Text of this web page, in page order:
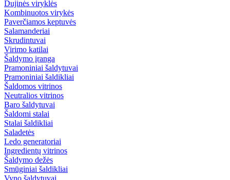
Dujinės viryklės
Kombinuotos virykės
Paverčiamos keptuvės
Salamanderiai
Skrudintuvai
Virimo katilai
Šaldymo įranga
Pramoniniai šaldytuvai
Pramoniniai šaldikliai
Šaldomos vitrinos
Neutralios vitrinos
Baro šaldytuvai
Šaldomi stalai
Stalai šaldikliai
Saladetės
Ledo generatoriai
Ingredientų vitrinos
Šaldymo dežės
Smūginiai šaldikliai
Vyno šaldytuvai